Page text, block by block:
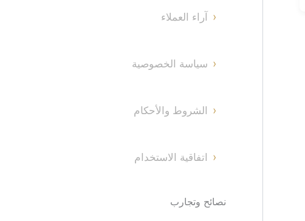
آراء العملاء
سياسة الخصوصية
الشروط والأحكام
اتفاقية الاستخدام
نصائح وتجارب